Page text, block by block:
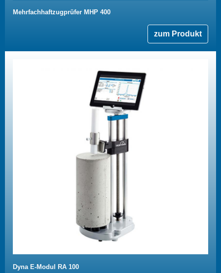
Mehrfachhaftzugprüfer MHP 400
zum Produkt
Dyna E-Modul RA 100